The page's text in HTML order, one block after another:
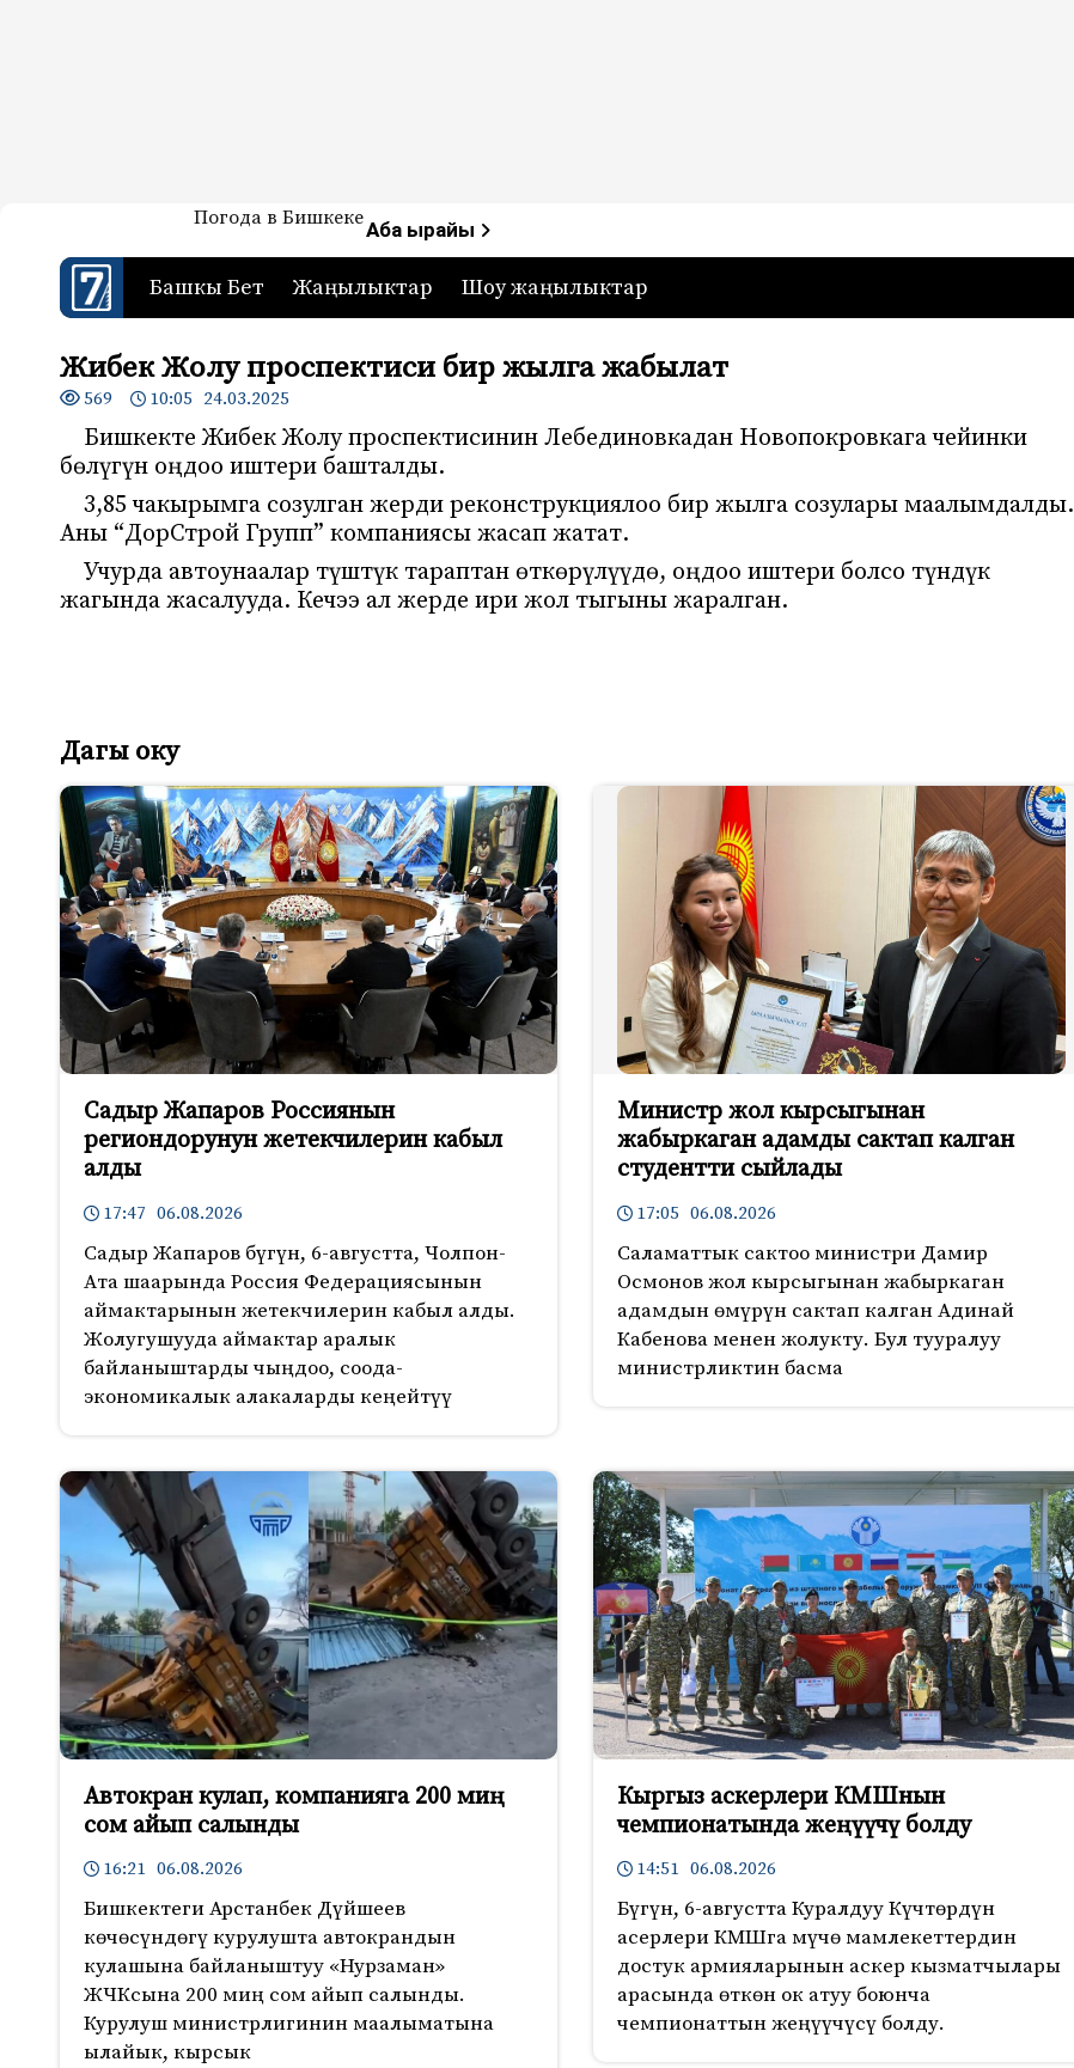
7-канал. Жаңылыктар — Кыргызстан
Жаңылыктар — Кыргызстан
Погода в БишкекеАба ырайы
Башкы Бет Жаңылыктар Шоу жаңылыктар
Жибек Жолу проспектиси бир жылга жабылат
569 10:05 24.03.2025
Бишкекте Жибек Жолу проспектисинин Лебединовкадан Новопокровкага чейинки
бөлүгүн оңдоо иштери башталды.
3,85 чакырымга созулган жерди реконструкциялоо бир жылга созулары маалымдалды.
Аны “ДорСтрой Групп” компаниясы жасап жатат.
Учурда автоунаалар түштүк тараптан өткөрүлүүдө, оңдоо иштери болсо түндүк
жагында жасалууда. Кечээ ал жерде ири жол тыгыны жаралган.
Дагы оку
Садыр Жапаров Россиянын
региондорунун жетекчилерин кабыл
алды
17:47 06.08.2026
Садыр Жапаров бүгүн, 6-августта, Чолпон-
Ата шаарында Россия Федерациясынын
аймактарынын жетекчилерин кабыл алды.
Жолугушууда аймактар аралык
байланыштарды чыңдоо, соода-
экономикалык алакаларды кеңейтүү
Министр жол кырсыгынан
жабыркаган адамды сактап калган
студентти сыйлады
17:05 06.08.2026
Саламаттык сактоо министри Дамир
Осмонов жол кырсыгынан жабыркаган
адамдын өмүрүн сактап калган Адинай
Кабенова менен жолукту. Бул тууралуу
министрликтин басма
Автокран кулап, компанияга 200 миң
сом айып салынды
16:21 06.08.2026
Бишкектеги Арстанбек Дүйшеев
көчөсүндөгү курулушта автокрандын
кулашына байланыштуу «Нурзаман»
ЖЧКсына 200 миң сом айып салынды.
Курулуш министрлигинин маалыматына
ылайык, кырсык
Кыргыз аскерлери КМШнын
чемпионатында жеңүүчү болду
14:51 06.08.2026
Бүгүн, 6-августта Куралдуу Күчтөрдүн
асерлери КМШга мүчө мамлекеттердин
достук армияларынын аскер кызматчылары
арасында өткөн ок атуу боюнча
чемпионаттын жеңүүчүсү болду.